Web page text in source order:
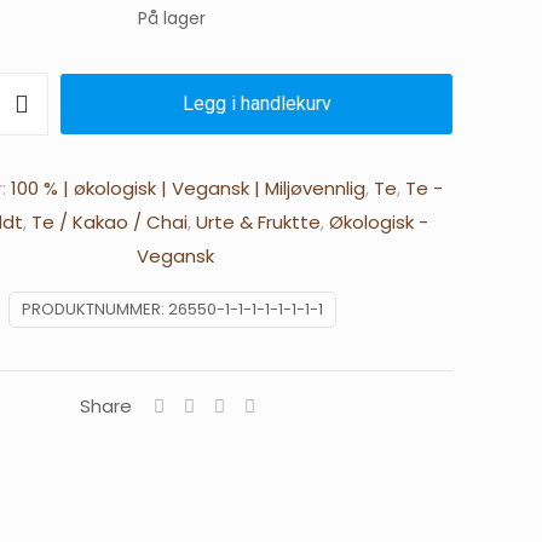
var:
119.00 kr.89.00 kr.
På lager
Legg i handlekurv
PRODUKTNUMMER: 26550-1-1-1-1-1-1-1-1
100 % | økologisk | Vegansk | Miljøvennlig, Te, Te -
, Te / Kakao / Chai,Urte & Fruktte,Økologisk -
Vegansk
Share